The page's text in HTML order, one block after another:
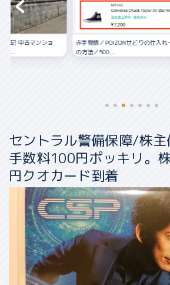
日記 中古マンショ
く...
赤字覚悟／POIZONせどりの仕入れ
の方法／500...
セントラル警備保障/株
手数料100円ポッキリ。
円クオカード到着